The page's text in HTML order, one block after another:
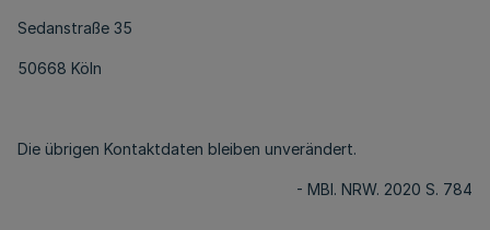
Sedanstraße 35
50668 Köln
Die übrigen Kontaktdaten bleiben unverändert.
- MBl. NRW. 2020 S. 784